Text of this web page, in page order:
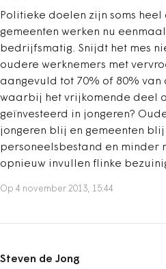
Politieke doelen zijn soms
gemeenten werken nu
bedrijfsmatig. Snijdt het mes
oudere werknemers met
aangevuld tot 70% of 80% van
waarbij het vrijkomende deel
geïnvesteerd in jongeren?
jongeren blij en gemeenten
personeelsbestand en minder
opnieuw invullen flinke
Op 4 november 2013, 15:44
Steven de Jong